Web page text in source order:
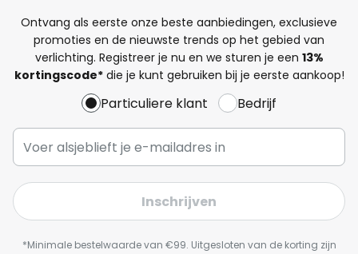
Ontvang als eerste onze beste aanbiedingen, exclusieve
promoties en de nieuwste trends op het gebied van
verlichting. Registreer je nu en we sturen je een 13%
kortingscode*die je kunt gebruiken bij je eerste aankoop!
Particuliere klant Bedrijf
Inschrijven
*Minimale bestelwaarde van €99. Uitgesloten van de korting zijn